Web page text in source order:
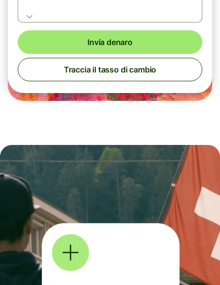
Invia denaro
Traccia il tasso di cambio